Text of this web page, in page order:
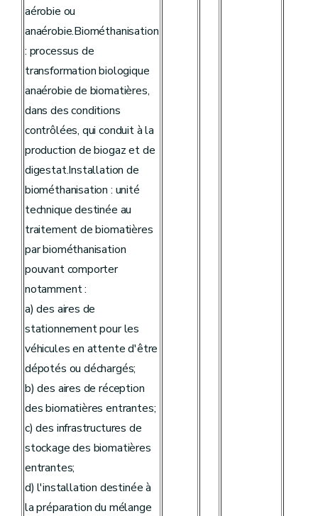
aérobie ou
anaérobie.Biométhanisation
: processus de
transformation biologique
anaérobie de biomatières,
dans des conditions
contrôlées, qui conduit à la
production de biogaz et de
digestat.Installation de
biométhanisation : unité
technique destinée au
traitement de biomatières
par biométhanisation
pouvant comporter
notamment :
a) des aires de
stationnement pour les
véhicules en attente d'être
dépotés ou déchargés;
b) des aires de réception
des biomatières entrantes;
c) des infrastructures de
stockage des biomatières
entrantes;
d) l'installation destinée à
la préparation du mélange